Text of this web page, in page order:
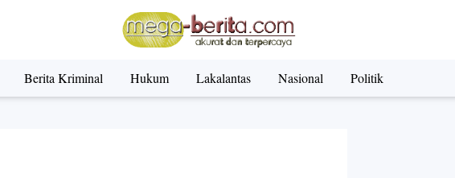
Berita Kriminal Hukum Lakalantas Nasional Politik